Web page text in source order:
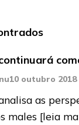
10 outubro 2018
as
males [leia